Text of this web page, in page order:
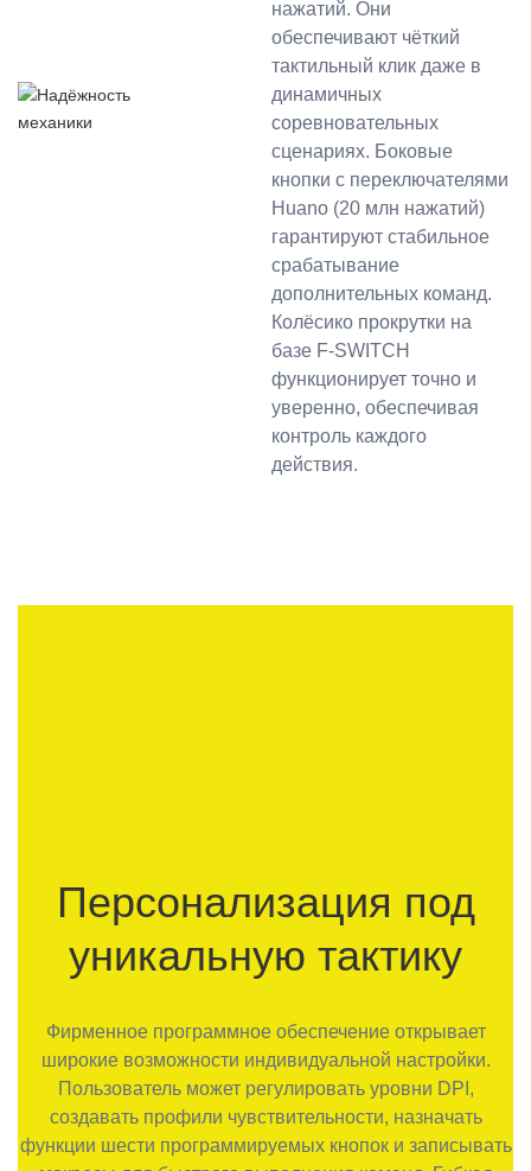
нажатий. Они
обеспечивают чёткий
тактильный клик даже в
динамичных
соревновательных
сценариях. Боковые
кнопки с переключателями
Huano (20 млн нажатий)
гарантируют стабильное
срабатывание
дополнительных команд.
Колёсико прокрутки на
базе F-SWITCH
функционирует точно и
уверенно, обеспечивая
контроль каждого
действия.
Персонализация под
уникальную тактику
Фирменное программное обеспечение открывает
широкие возможности индивидуальной настройки.
Пользователь может регулировать уровни DPI,
создавать профили чувствительности, назначать
функции шести программируемых кнопок и записывать